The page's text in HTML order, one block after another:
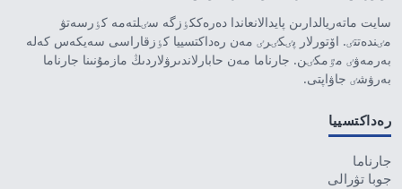
سايت ماتەريالدارىن پايدالانعاندا دەرەككٶزگە سٸلتەمە كٶرسەتۋ
مٸندەتتٸ. اۆتورلار پٸكٸرٸ مەن رەداكتسييا كٶزقاراسى سەيكەس كەلە
بەرمەۋٸ مٷمكٸن. جارناما مەن حابارلاندىرۋلاردىڭ مازمۇنىنا جارناما
بەرۋشٸ جاۋاپتى.
رەداكتسييا
جارناما
جوبا تۋرالى